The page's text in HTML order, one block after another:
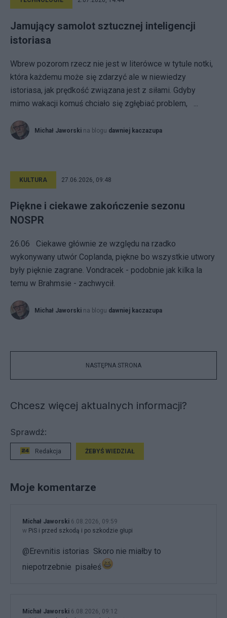
Jamujący samolot sztucznej inteligencji
istoriasa
Wbrew pozorom rzecz nie jest w literówce w tytule notki,
która każdemu może się zdarzyć ale w niewiedzy
istoriasa, jak prędkość związana jest z siłami. Gdyby
mimo wakacji komuś chciało się zgłębiać problem, ...
Michał Jaworski na blogu dawniej kaczazupa
KULTURA 27.06.2026, 09:48
Piękne i ciekawe zakończenie sezonu
NOSPR
26.06 Ciekawe głównie ze względu na rzadko
wykonywany utwór Coplanda, piękne bo wszystkie utwory
były pięknie zagrane. Vondracek - podobnie jak kilka la
temu w Brahmsie - zachwycił.
Michał Jaworski na blogu dawniej kaczazupa
NASTĘPNA STRONA
Chcesz więcej aktualnych informacji?
Sprawdź:
Redakcja ŻEBYŚ WIEDZIAŁ
Moje komentarze
Michał Jaworski 6.08.2026, 09:59
w PiS i przed szkodą i po szkodzie głupi
@Erevnitis istorias Skoro nie miałby to
niepotrzebnie pisałeś
Michał Jaworski 6.08.2026, 09:12